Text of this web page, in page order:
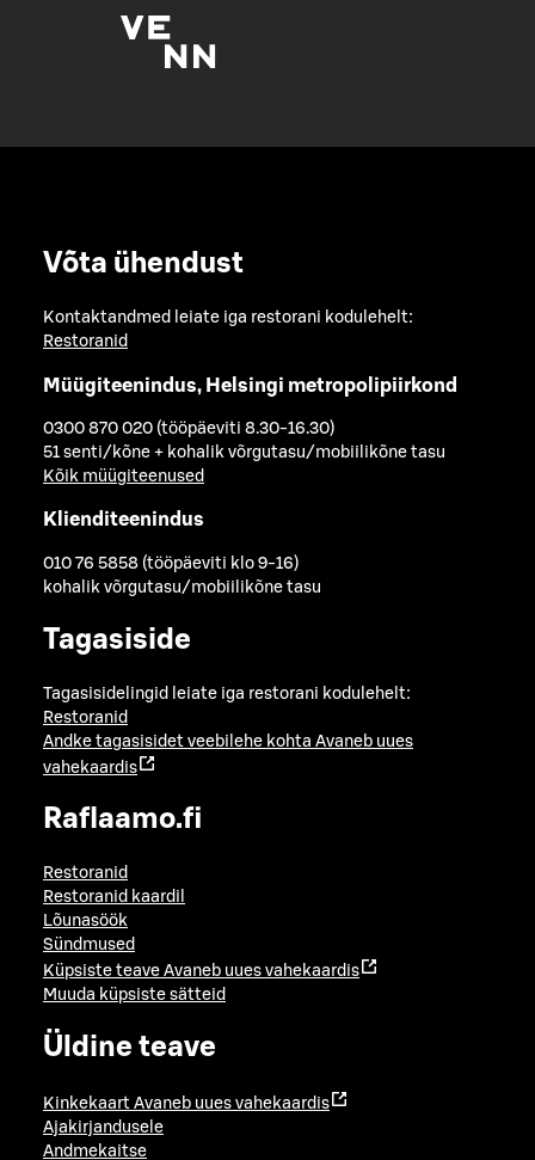
Võta ühendust
Kontaktandmed leiate iga restorani kodulehelt:
Restoranid
Müügiteenindus, Helsingi metropolipiirkond
0300 870 020 (tööpäeviti 8.30-16.30)
51 senti/kõne + kohalik võrgutasu/mobiilikõne tasu
Kõik müügiteenused
Klienditeenindus
010 76 5858 (tööpäeviti klo 9-16)
kohalik võrgutasu/mobiilikõne tasu
Tagasiside
Tagasisidelingid leiate iga restorani kodulehelt:
Restoranid
Andke tagasisidet veebilehe kohta Avaneb uues
vahekaardis
Raflaamo.fi
Restoranid
Restoranid kaardil
Lõunasöök
Sündmused
Küpsiste teave Avaneb uues vahekaardis
Muuda küpsiste sätteid
Üldine teave
Kinkekaart Avaneb uues vahekaardis
Ajakirjandusele
Andmekaitse